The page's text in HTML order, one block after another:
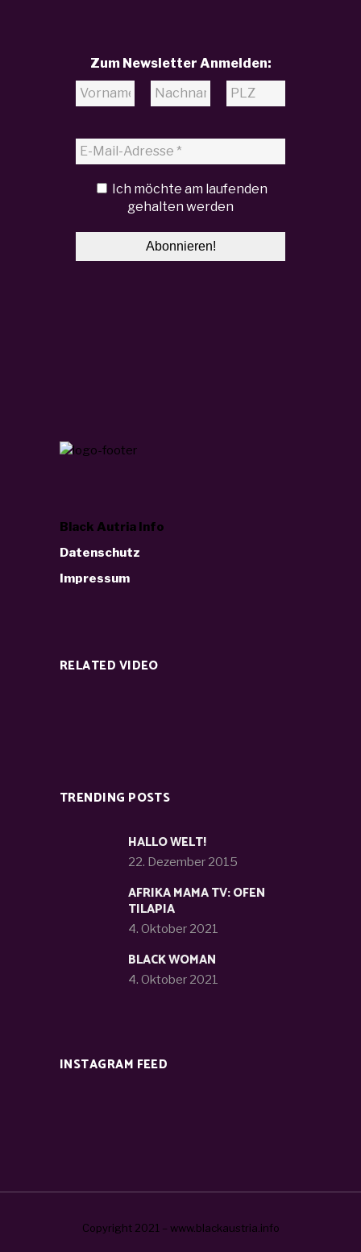
Zum Newsletter Anmelden:
Ich möchte am laufenden
gehalten werden
Black Autria Info
Datenschutz
Impressum
RELATED VIDEO
TRENDING POSTS
HALLO WELT!
22. Dezember 2015
AFRIKA MAMA TV: OFEN
TILAPIA
4. Oktober 2021
BLACK WOMAN
4. Oktober 2021
INSTAGRAM FEED
Copyright 2021 – www.blackaustria.info